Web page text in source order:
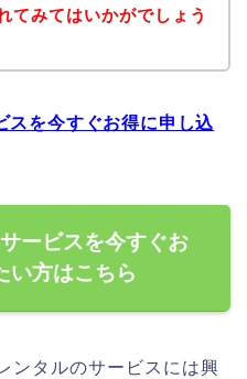
てみてはいかがでしょう
スを今すぐお得に申し込
ービスを今すぐお
い方はこちら
ンタルのサービスには興